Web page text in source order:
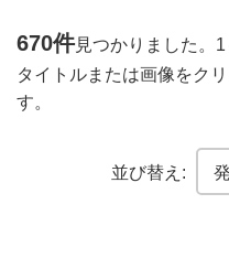
670件見つかりました。
タイトルまたは画像をク
す。
並び替え: